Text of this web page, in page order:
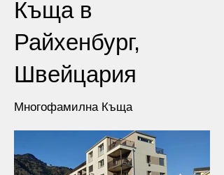
Къща в
Райхенбург,
Швейцария
Многофамилна Къща